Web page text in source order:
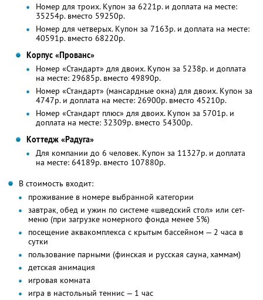
Номер для троих. Купон за 6221р. и доплата на месте:
35254р. вместо 59250р.
Номер для четверых. Купон за 7163р. и доплата на месте:
40591р. вместо 68220р.
Корпус «Прованс»
Номер «Стандарт» для двоих. Купон за 5238р. и доплата
на месте: 29685р. вместо 49890р.
Номер «Стандарт» (мансардные окна) для двоих. Купон за
4747р. и доплата на месте: 26900р. вместо 45210р.
Номер «Стандарт плюс» для двоих. Купон за 5701р. и
доплата на месте: 32309р. вместо 54300р.
Коттедж «Радуга»
Для компании до 6 человек. Купон за 11327р. и доплата
на месте: 64189р. вместо 107880р.
В стоимость входит:
проживание в номере выбранной категории
завтрак, обед и ужин по системе «шведский стол» или сет-
меню (при загрузке номерного фонда менее 5%)
посещение аквакомплекса с крытым бассейном — 2 часа в
сутки
пользование парными (финская и русская сауна, хаммам)
детская анимация
игровая комната
игра в настольный теннис — 1 час